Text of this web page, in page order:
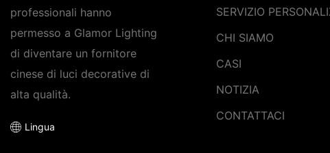
professionali hanno
permesso a Glamor Lighting
di diventare un fornitore
cinese di luci decorative di
alta qualità.
Lingua
SERVIZIO
CHI SIAMO
CASI
NOTIZIA
CONTATTACI